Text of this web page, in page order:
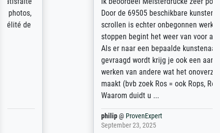
Door de 69505 beschikbare kunstenaars
scrollen is echter onbegonnen werk (na
stoppen begint het weer van voor af aan).
Als er naar een bepaalde kunstenaar
gevraagd wordt krijg je ook een aantal
werken van andere wat het onoverzichtelijk
maakt (bvb zoek Ros = ook Rops, Rose etc).
ProvenExpert